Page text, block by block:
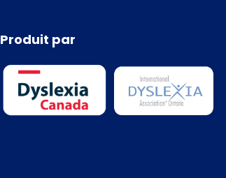
Produit par